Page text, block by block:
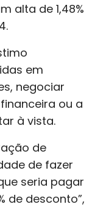
alta de 1,48%
em
negociar
ou a
à vista.
de
de fazer
seria pagar
de desconto”,